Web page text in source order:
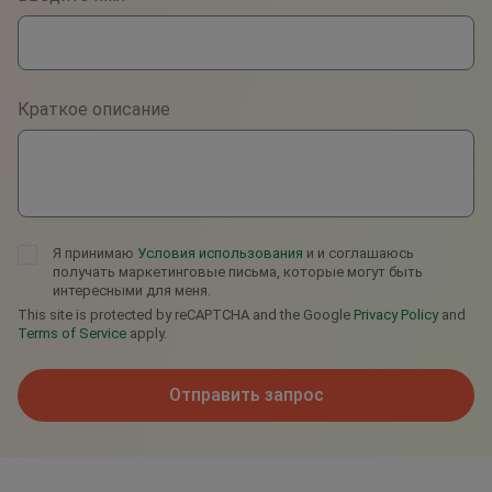
WhatsApp
Viber
Telegram
Краткое описание
Я принимаю Условия использования и и соглашаюсь
получать маркетинговые письма, которые могут быть
интересными для меня.
This site is protected by reCAPTCHA and the Google Privacy Policyand
Terms of Service apply.
Отправить запрос